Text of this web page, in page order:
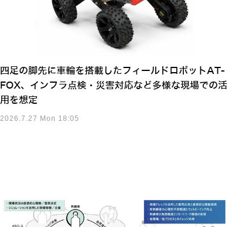
四足の脚先に車輪を搭載したフィールドロボットAT-
FOX、インフラ点検・災害対応など多様な現場での活
用を想定
2026.7.27 Mon 18:05